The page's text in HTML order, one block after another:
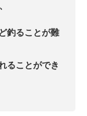
釣ることが難
ることができ